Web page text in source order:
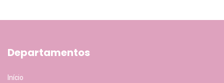
Departamentos
Início